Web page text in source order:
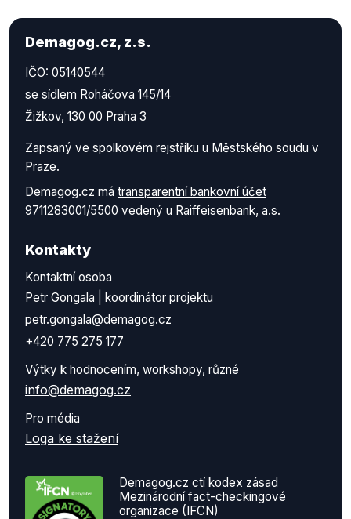
Demagog.cz, z.s.
IČO: 05140544
se sídlem Roháčova 145/14
Žižkov, 130 00 Praha 3
Zapsaný ve spolkovém rejstříku u Městského soudu v
Praze.
Demagog.cz má transparentní bankovní účet
9711283001/5500 vedený u Raiffeisenbank, a.s.
Kontakty
Kontaktní osoba
Petr Gongala | koordinátor projektu
petr.gongala@demagog.cz
+420 775 275 177
Výtky k hodnocením, workshopy, různé
info@demagog.cz
Pro média
Loga ke stažení
Demagog.cz ctí kodex zásad
Mezinárodní fact-checkingové
organizace (IFCN)